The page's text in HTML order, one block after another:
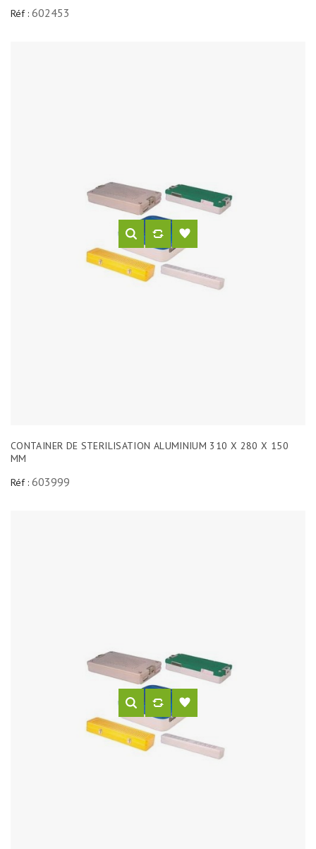
Réf : 602453
CONTAINER DE STERILISATION ALUMINIUM 310 X 280 X 150
MM
Réf : 603999